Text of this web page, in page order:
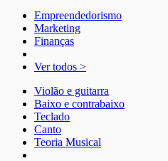
Empreendedorismo
Marketing
Finanças
Ver todos >
Violão e guitarra
Baixo e contrabaixo
Teclado
Canto
Teoria Musical